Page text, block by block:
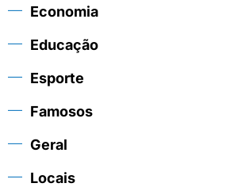
Economia
Educação
Esporte
Famosos
Geral
Locais